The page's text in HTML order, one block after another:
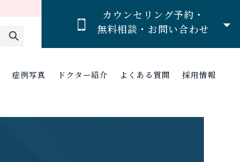
カウンセリング予約・
無料相談・お問い合わせ
症例写真 ドクター紹介 よくある質問 採用情報